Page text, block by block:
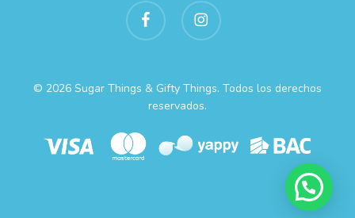
facebook instagram
© 2026 Sugar Things & Gifty Things. Todos los derechos
reservados.